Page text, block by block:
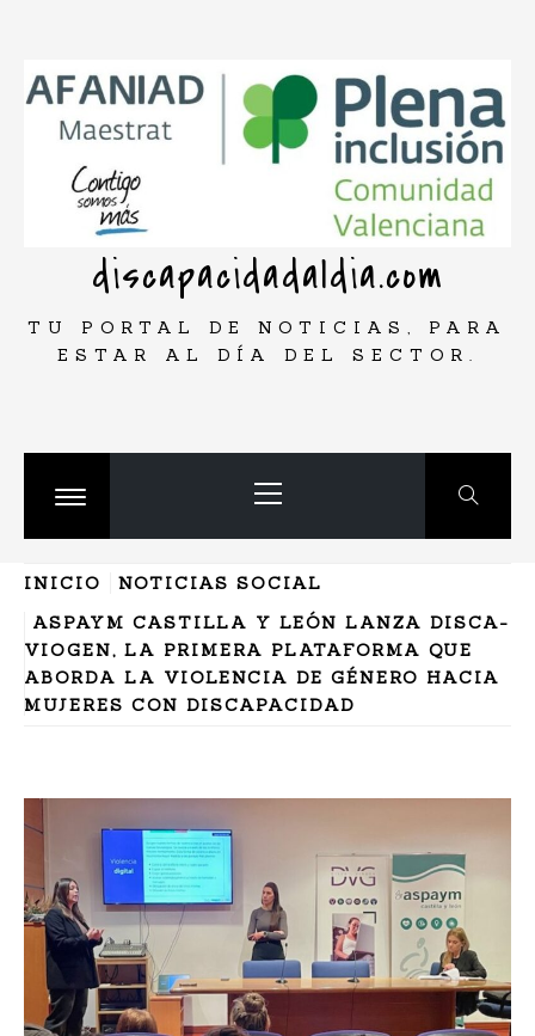
contenido
discapacidadaldia.com
TU PORTAL DE NOTICIAS, PARA
ESTAR AL DÍA DEL SECTOR.
Cambiar
principal
INICIO
NOTICIAS SOCIAL
ASPAYM CASTILLA Y LEÓN LANZA DISCA-
VIOGEN, LA PRIMERA PLATAFORMA QUE
ABORDA LA VIOLENCIA DE GÉNERO HACIA
MUJERES CON DISCAPACIDAD